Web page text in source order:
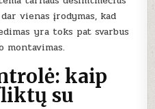
vienas įrodymas, kad
yra toks pat svarbus
montavimas.
kaip
su